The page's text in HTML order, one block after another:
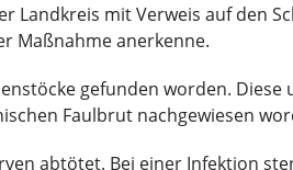
Landkreis mit Verweis auf den
Maßnahme anerkenne.
gefunden worden. Diese
Faulbrut nachgewiesen
abtötet. Bei einer Infektion